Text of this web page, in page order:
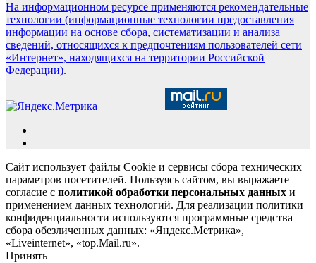
На информационном ресурсе применяются рекомендательные
технологии (информационные технологии предоставления
информации на основе сбора, систематизации и анализа
сведений, относящихся к предпочтениям пользователей сети
«Интернет», находящихся на территории Российской
Федерации).
Сайт использует файлы Cookie и сервисы сбора технических
параметров посетителей. Пользуясь сайтом, вы выражаете
согласие с политикой обработки персональных данных и
применением данных технологий. Для реализации политики
конфиденциальности используются программные средства
сбора обезличенных данных: «Яндекс.Метрика»,
«Liveinternet», «top.Mail.ru».
Принять